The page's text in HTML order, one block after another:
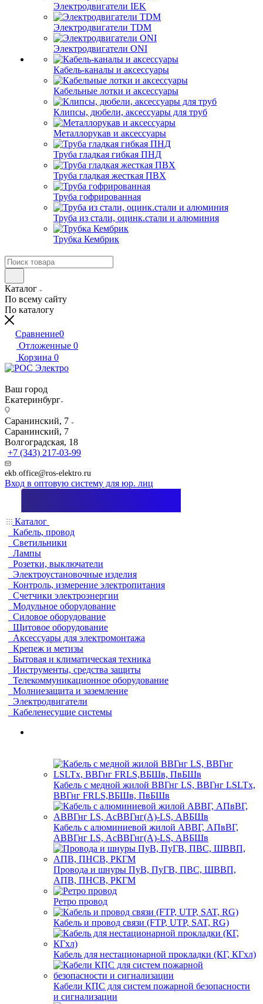
Электродвигатели IEK
Электродвигатели TDM
Электродвигатели ONI
Кабель-каналы и аксессуары
Кабельные лотки и аксессуары
Клипсы, дюбели, аксессуары для труб
Металлорукав и аксессуары
Труба гладкая гибкая ПНД
Труба гладкая жесткая ПВХ
Труба гофрированная
Труба из стали, оцинк.стали и алюминия
Трубка Кембрик
Каталог
По всему сайту
По каталогу
Сравнение0
Отложенные 0
Корзина 0
Ваш город
Екатеринбург
Саранинский, 7
Саранинский, 7
Волгоградская, 18
+7 (343) 217-03-99
ekb.office@ros-elektro.ru
Вход в оптовую систему для юр. лиц
Каталог
Кабель, провод
Светильники
Лампы
Розетки, выключатели
Электроустановочные изделия
Контроль, измерение электропитания
Счетчики электроэнергии
Модульное оборудование
Силовое оборудование
Щитовое оборудование
Аксессуары для электромонтажа
Крепеж и метизы
Бытовая и климатическая техника
Инструменты, средства защиты
Телекоммуникационное оборудование
Молниезащита и заземление
Электродвигатели
Кабеленесущие системы
Кабель с медной жилой ВВГнг LS, ВВГнг LSLTx,
ВВГнг FRLS,ВБШв, ПвБШв
Кабель с алюминиевой жилой АВВГ, АПвВГ,
АВВГнг LS, АсВВГнг(А)-LS, АВБШв
Провода и шнуры ПуВ, ПуГВ, ПВС, ШВВП,
АПВ, ПНСВ, РКГМ
Ретро провод
Кабель и провод связи (FTP, UTP, SAT, RG)
Кабель для нестационарной прокладки (КГ, КГхл)
Кабели КПС для систем пожарной безопасности
и сигнализации